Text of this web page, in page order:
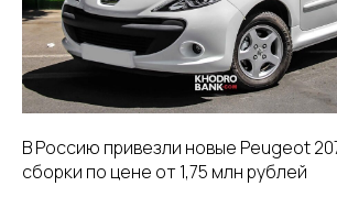
В Россию привезли новые Peugeot
сборки по цене от 1,75 млн рублей